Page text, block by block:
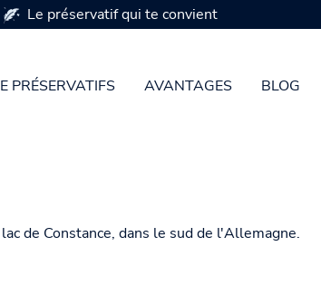
PRÉSERVATIFS AVANTAGES BLOG
Le préservatif qui te convient
de Constance, dans le sud de l'Allemagne.